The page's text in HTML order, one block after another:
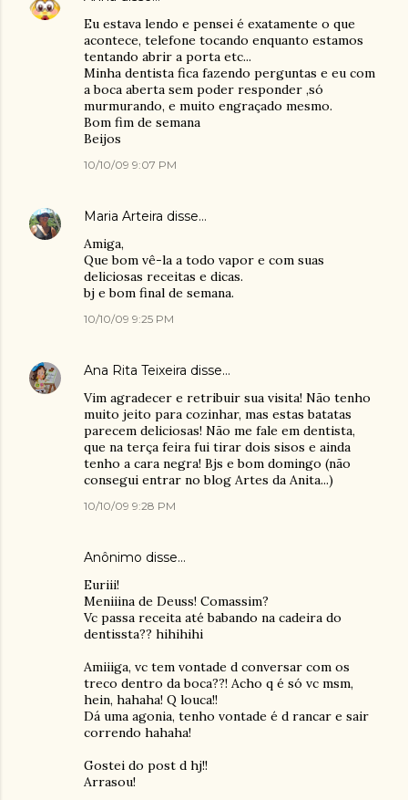
Eu estava lendo e pensei é exatamente o que
acontece, telefone tocando enquanto estamos
tentando abrir a porta etc...
Minha dentista fica fazendo perguntas e eu com
a boca aberta sem poder responder ,só
murmurando, e muito engraçado mesmo.
Bom fim de semana
Beijos
10/10/09 9:07 PM
Maria Arteira disse…
Amiga,
Que bom vê-la a todo vapor e com suas
deliciosas receitas e dicas.
bj e bom final de semana.
10/10/09 9:25 PM
Ana Rita Teixeira disse…
Vim agradecer e retribuir sua visita! Não tenho
muito jeito para cozinhar, mas estas batatas
parecem deliciosas! Não me fale em dentista,
que na terça feira fui tirar dois sisos e ainda
tenho a cara negra! Bjs e bom domingo (não
consegui entrar no blog Artes da Anita...)
10/10/09 9:28 PM
Anônimo disse…
Euriii!
Meniiina de Deuss! Comassim?
Vc passa receita até babando na cadeira do
dentissta?? hihihihi
Amiiiga, vc tem vontade d conversar com os
treco dentro da boca??! Acho q é só vc msm,
hein, hahaha! Q louca!!
Dá uma agonia, tenho vontade é d rancar e sair
correndo hahaha!
Gostei do post d hj!!
Arrasou!